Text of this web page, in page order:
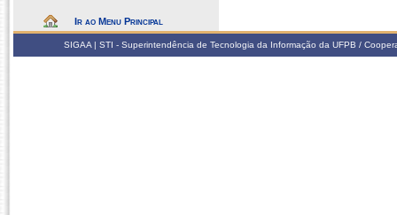
Ir ao Menu Principal
SIGAA | STI - Superintendência de Tecnologia da Informação da UFPB /